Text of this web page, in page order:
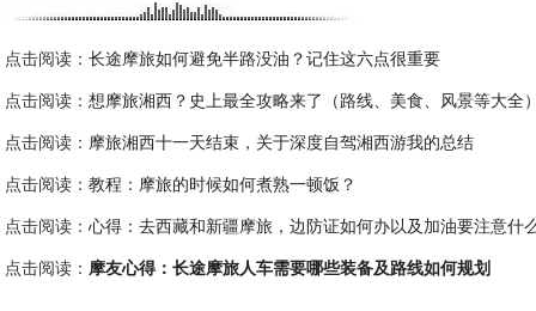
点击阅读：长途摩旅如何避免半路没油？记住这六点很重要
点击阅读：想摩旅湘西？史上最全攻略来了（路线、美食、风景等大全
点击阅读： 摩旅湘西十一天结束，关于深度自驾湘西游我的总结
点击阅读：教程：摩旅的时候如何煮熟一顿饭？
点击阅读：心得：去西藏和新疆摩旅，边防证如何办以及加油要注意什
点击阅读： 摩友心得：长途摩旅人车需要哪些装备及路线如何规划